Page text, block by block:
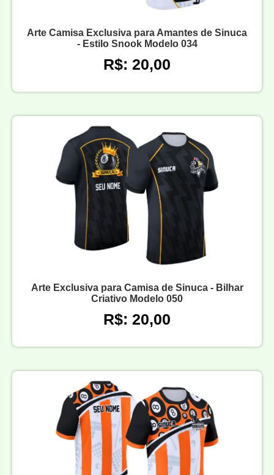
Arte Camisa Exclusiva para Amantes de Sinuca
- Estilo Snook Modelo 034
R$: 20,00
Arte Exclusiva para Camisa de Sinuca - Bilhar
Criativo Modelo 050
R$: 20,00